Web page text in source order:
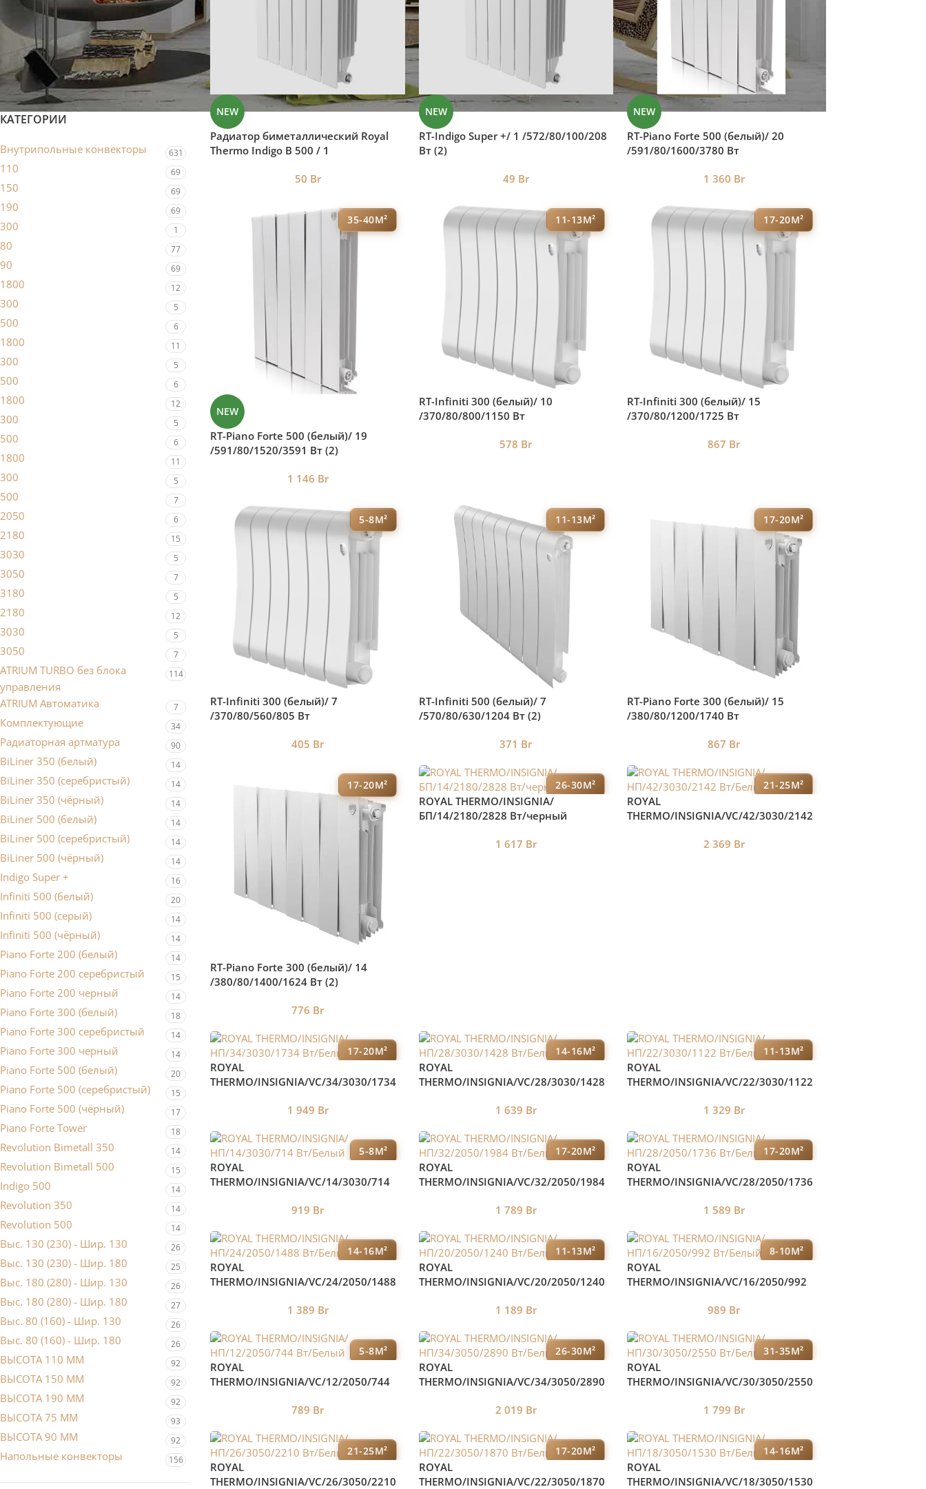
Напольные конвекторы
Биметаллические радиаторы
Потолочные излучатели Flower
Кондиционеры
КАТЕГОРИИ
Внутрипольные конвекторы 631
110 69
150 69
190 69
300 1
80 77
90 69
1800 12
300 5
500 6
1800 11
300 5
500 6
1800 12
300 5
500 6
1800 11
300 5
500 7
2050 6
2180 15
3030 5
3050 7
3180 5
2180 12
3030 5
3050 7
ATRIUM TURBO без блока
управления
114
ATRIUM Автоматика 7
Комплектующие 34
Радиаторная артматура 90
BiLiner 350 (белый) 14
BiLiner 350 (серебристый) 14
BiLiner 350 (чёрный) 14
BiLiner 500 (белый) 14
BiLiner 500 (серебристый) 14
BiLiner 500 (чёрный) 14
Indigo Super + 16
Infiniti 500 (белый) 20
Infiniti 500 (серый) 14
Infiniti 500 (чёрный) 14
Piano Forte 200 (белый) 14
Piano Forte 200 серебристый 15
Piano Forte 200 черный 14
Piano Forte 300 (белый) 18
Piano Forte 300 серебристый 14
Piano Forte 300 черный 14
Piano Forte 500 (белый) 20
Piano Forte 500 (серебристый) 15
Piano Forte 500 (чёрный) 17
Piano Forte Tower 18
Revolution Bimetall 350 14
Revolution Bimetall 500 15
Indigo 500 14
Revolution 350 14
Revolution 500 14
Выс. 130 (230) - Шир. 130 26
Выс. 130 (230) - Шир. 180 25
Выс. 180 (280) - Шир. 130 26
Выс. 180 (280) - Шир. 180 27
Выс. 80 (160) - Шир. 130 26
Выс. 80 (160) - Шир. 180 26
ВЫСОТА 110 ММ 92
ВЫСОТА 150 ММ 92
ВЫСОТА 190 ММ 92
ВЫСОТА 75 ММ 93
ВЫСОТА 90 ММ 92
Напольные конвекторы 156
NEW
Радиатор биметаллический Royal
Thermo Indigo B 500 / 1
50 Br
NEW
RT-Indigo Super +/ 1 /572/80/100/208
Вт (2)
49 Br
NEW
RT-Piano Forte 500 (белый)/ 20
/591/80/1600/3780 Вт
1 360 Br
35-40М²
NEW
RT-Piano Forte 500 (белый)/ 19
/591/80/1520/3591 Вт (2)
1 146 Br
11-13М²
RT-Infiniti 300 (белый)/ 10
/370/80/800/1150 Вт
578 Br
17-20М²
RT-Infiniti 300 (белый)/ 15
/370/80/1200/1725 Вт
867 Br
5-8М²
RT-Infiniti 300 (белый)/ 7
/370/80/560/805 Вт
405 Br
11-13М²
RT-Infiniti 500 (белый)/ 7
/570/80/630/1204 Вт (2)
371 Br
17-20М²
RT-Piano Forte 300 (белый)/ 15
/380/80/1200/1740 Вт
867 Br
17-20М²
RT-Piano Forte 300 (белый)/ 14
/380/80/1400/1624 Вт (2)
776 Br
26-30М²
ROYAL THERMO/INSIGNIA/
БП/14/2180/2828 Вт/черный
1 617 Br
21-25М²
ROYAL
THERMO/INSIGNIA/VC/42/3030/2142
2 369 Br
17-20М²
ROYAL
THERMO/INSIGNIA/VC/34/3030/1734
1 949 Br
14-16М²
ROYAL
THERMO/INSIGNIA/VC/28/3030/1428
1 639 Br
11-13М²
ROYAL
THERMO/INSIGNIA/VC/22/3030/1122
1 329 Br
5-8М²
ROYAL
THERMO/INSIGNIA/VC/14/3030/714
919 Br
17-20М²
ROYAL
THERMO/INSIGNIA/VC/32/2050/1984
1 789 Br
17-20М²
ROYAL
THERMO/INSIGNIA/VC/28/2050/1736
1 589 Br
14-16М²
ROYAL
THERMO/INSIGNIA/VC/24/2050/1488
1 389 Br
11-13М²
ROYAL
THERMO/INSIGNIA/VC/20/2050/1240
1 189 Br
8-10М²
ROYAL
THERMO/INSIGNIA/VC/16/2050/992
989 Br
5-8М²
ROYAL
THERMO/INSIGNIA/VC/12/2050/744
789 Br
26-30М²
ROYAL
THERMO/INSIGNIA/VC/34/3050/2890
2 019 Br
31-35М²
ROYAL
THERMO/INSIGNIA/VC/30/3050/2550
1 799 Br
21-25М²
ROYAL
THERMO/INSIGNIA/VC/26/3050/2210
17-20М²
ROYAL
THERMO/INSIGNIA/VC/22/3050/1870
14-16М²
ROYAL
THERMO/INSIGNIA/VC/18/3050/1530